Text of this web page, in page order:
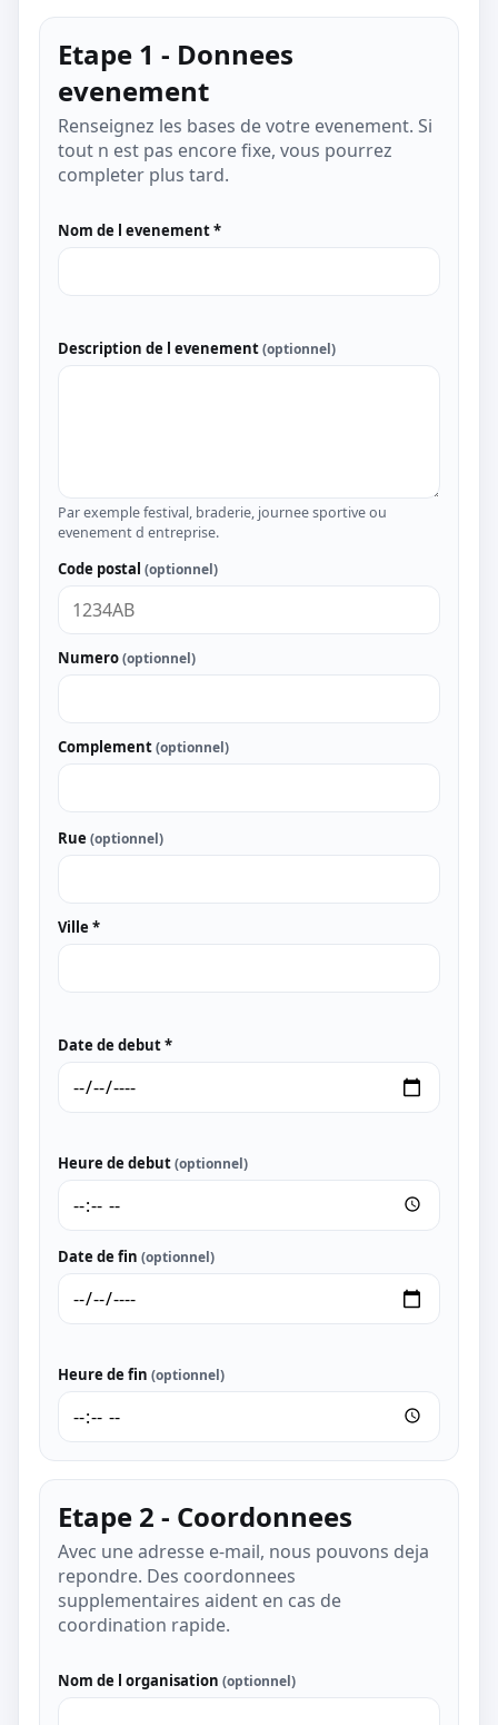
Etape 1 - Donnees
evenement
Renseignez les bases de votre evenement. Si
tout n est pas encore fixe, vous pourrez
completer plus tard.
Nom de l evenement *
Description de l evenement(optionnel)
Par exemple festival, braderie, journee sportive ou
evenement d entreprise.
Code postal (optionnel)
Numero(optionnel)
Complement(optionnel)
Rue (optionnel)
Ville *
Date de debut *
Heure de debut(optionnel)
Date de fin (optionnel)
Heure de fin (optionnel)
Etape 2 - Coordonnees
Avec une adresse e-mail, nous pouvons deja
repondre. Des coordonnees
supplementaires aident en cas de
coordination rapide.
Nom de l organisation (optionnel)